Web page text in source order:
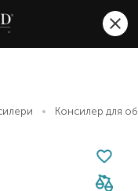
Консилер для